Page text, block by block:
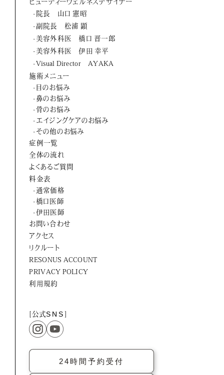
-伊田 幸平
-AYAKA
よくあるご質問
お問い合わせ
アクセス
採用情報
-院長 山口 憲昭
-副院長 松浦 顕
-美容外科医 橋口 晋一郎
-美容外科医 伊田 幸平
-Visual Director AYAKA
施術メニュー
-目のお悩み
-鼻のお悩み
-骨のお悩み
-エイジングケアのお悩み
-その他のお悩み
症例一覧
全体の流れ
よくあるご質問
料金表
-通常価格
-橋口医師
-伊田医師
お問い合わせ
アクセス
リクルート
RESONUS ACCOUNT
PRIVACY POLICY
利用規約
[公式SNS
24時間予約受付